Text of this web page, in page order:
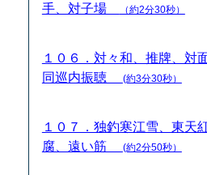
手、対子場
（約2分30秒）
１０６．対々和、推牌、対
同巡内振聴
(約3分30秒）
１０７．独釣寒江雪、東天
腐、遠い筋
(約2分50秒）